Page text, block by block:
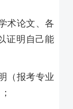
术论文、各
证明自己能
（报考专业